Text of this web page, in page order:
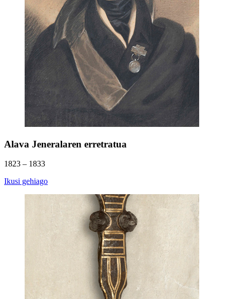
Alava Jeneralaren erretratua
1823 – 1833
Ikusi gehiago